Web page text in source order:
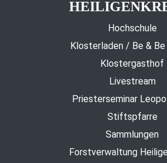
Hochschule
Klosterladen / Be &
Klostergasthof
Livestream
Priesterseminar
Stiftspfarre
Sammlungen
Forstverwaltung